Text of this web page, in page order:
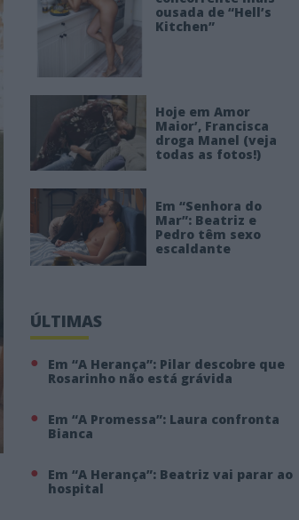
ousada de “Hell’s
Kitchen”
Hoje em Amor
Maior’, Francisca
droga Manel (veja
todas as fotos!)
Em “Senhora do
Mar”: Beatriz e
Pedro têm sexo
escaldante
ÚLTIMAS
Em “A Herança”: Pilar descobre que
Rosarinho não está grávida
Em “A Promessa”: Laura confronta
Bianca
Em “A Herança”: Beatriz vai parar ao
hospital